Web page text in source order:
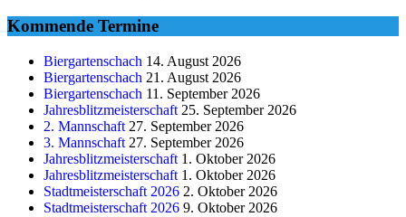
Kommende Termine
Biergartenschach 14. August 2026
Biergartenschach 21. August 2026
Biergartenschach 11. September 2026
Jahresblitzmeisterschaft 25. September 2026
2. Mannschaft 27. September 2026
3. Mannschaft 27. September 2026
Jahresblitzmeisterschaft 1. Oktober 2026
Jahresblitzmeisterschaft 1. Oktober 2026
Stadtmeisterschaft 2026 2. Oktober 2026
Stadtmeisterschaft 2026 9. Oktober 2026